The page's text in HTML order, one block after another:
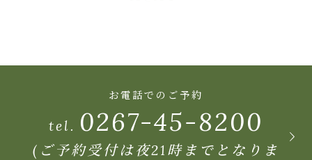
お電話でのご予約
tel. 0267-45-8200
(ご予約受付は夜21時までとなりま